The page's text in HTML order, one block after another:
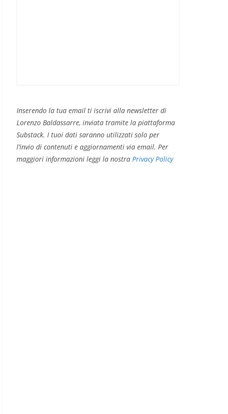
Inserendo la tua email ti iscrivi alla newsletter di
Lorenzo Baldassarre, inviata tramite la piattaforma
Substack. I tuoi dati saranno utilizzati solo per
l’invio di contenuti e aggiornamenti via email. Per
maggiori informazioni leggi la nostra Privacy Policy